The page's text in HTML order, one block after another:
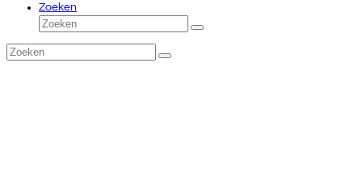
Zoeken
Zoeken
Verzenden
Zoeken
Verzenden